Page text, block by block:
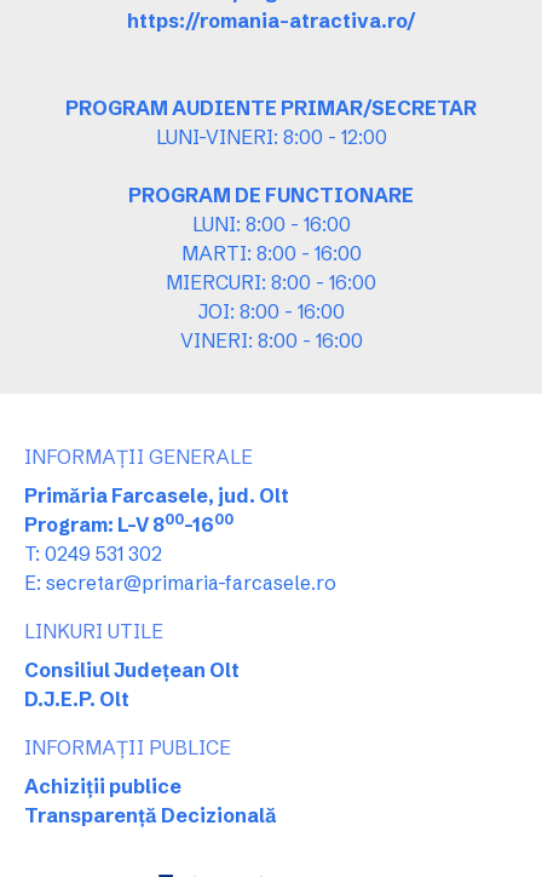
https://romania-atractiva.ro/
PROGRAM AUDIENTE PRIMAR/SECRETAR
LUNI-VINERI: 8:00 - 12:00
PROGRAM DE FUNCTIONARE
LUNI: 8:00 - 16:00
MARTI: 8:00 - 16:00
MIERCURI: 8:00 - 16:00
JOI: 8:00 - 16:00
VINERI: 8:00 - 16:00
INFORMAȚII GENERALE
Primăria Farcasele, jud. Olt
Program: L-V 800-1600
T: 0249 531 302
E: secretar@primaria-farcasele.ro
LINKURI UTILE
Consiliul Județean Olt
D.J.E.P. Olt
INFORMAȚII PUBLICE
Achiziții publice
Transparență Decizională